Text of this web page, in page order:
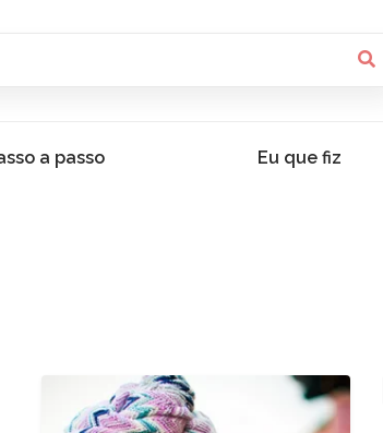
a passo Eu que fiz